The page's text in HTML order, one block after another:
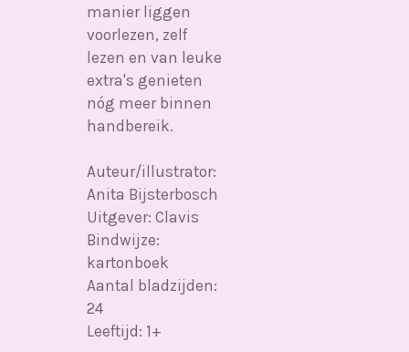
manier liggen
voorlezen, zelf
lezen en van leuke
extra's genieten
nóg meer binnen
handbereik.
Auteur/illustrator:
Anita Bijsterbosch
Uitgever: Clavis
Bindwijze:
kartonboek
Aantal bladzijden:
24
Leeftijd: 1+